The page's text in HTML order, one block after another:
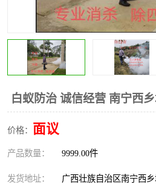
白蚁防治 诚信经营 南宁西
价格： 面议
产品数量： 9999.00件
发货地址： 广西壮族自治区南宁西